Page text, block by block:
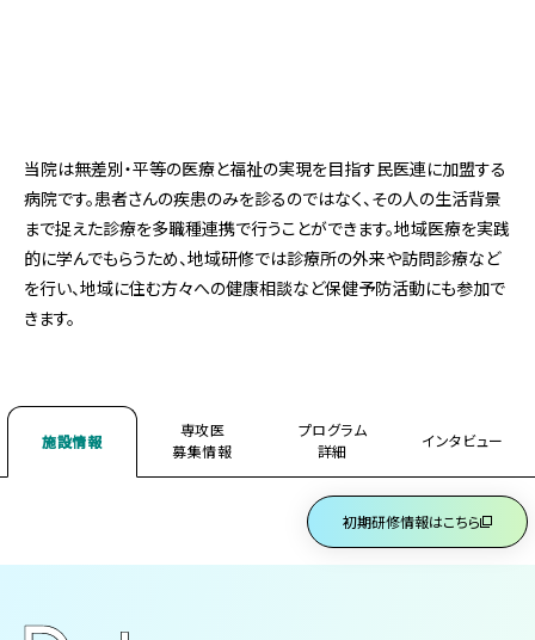
当院は無差別・平等の医療と福祉の実現を目指す民医連に加盟する
病院です。患者さんの疾患のみを診るのではなく、その人の生活背景
まで捉えた診療を多職種連携で行うことができます。地域医療を実践
的に学んでもらうため、地域研修では診療所の外来や訪問診療など
を行い、地域に住む方々への健康相談など保健予防活動にも参加で
きます。
施設情報
専攻医
募集情報
プログラム
詳細
インタビュー
初期研修情報はこちら